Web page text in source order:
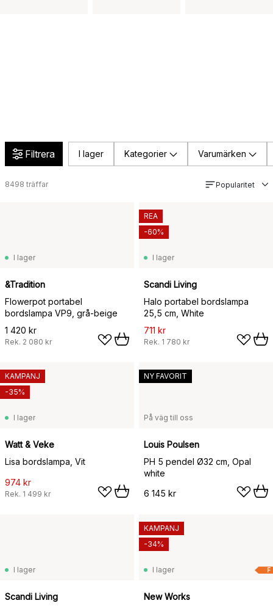
Filtrera I lager Kategorier Varumärken
8498 träffar Popularitet
I lager
&Tradition
Flowerpot portabel
bordslampa VP9, grå-beige
1 420 kr
Rek. 2 080 kr
I lager
Scandi Living
Halo portabel bordslampa
25,5 cm, White
711 kr
Rek. 1 780 kr
REA
-60%
I lager
Watt & Veke
Lisa bordslampa, Vit
974 kr
Rek. 1 499 kr
KAMPANJ
-35%
På väg till oss
Louis Poulsen
PH 5 pendel Ø32 cm, Opal
white
6 145 kr
NY FAVORIT
I lager
Scandi Living
F
I lager
New Works
KAMPANJ
-34%